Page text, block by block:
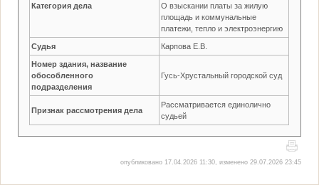
Категория дела
О взыскании платы за жилую
площадь и коммунальные
платежи, тепло и электроэнергию
Судья Карпова Е.В.
Номер здания, название
обособленного
подразделения
Гусь-Хрустальный городской суд
Признак рассмотрения дела
Рассматривается единолично
судьей
опубликовано 17.04.2026 11:30, изменено 29.07.2026 23:45